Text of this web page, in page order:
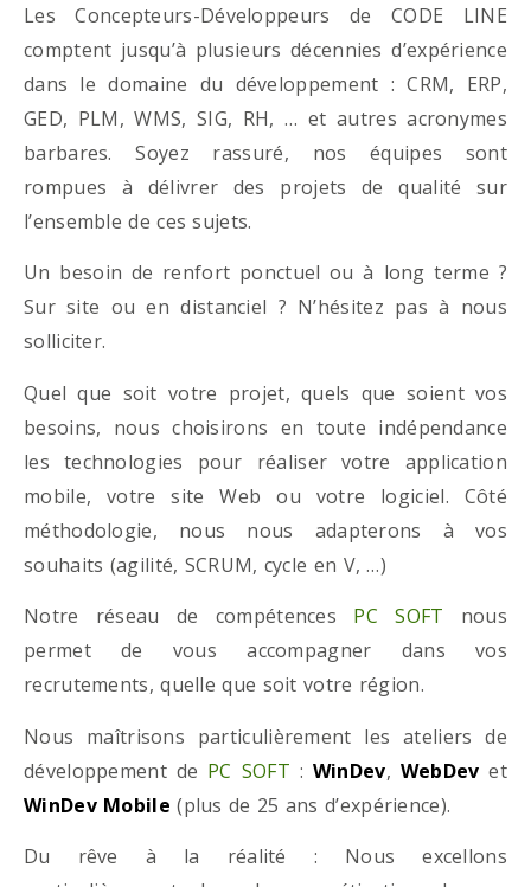
Les Concepteurs-Développeurs de CODE LINE
comptent jusqu’à plusieurs décennies d’expérience
dans le domaine du développement : CRM, ERP,
GED, PLM, WMS, SIG, RH, … et autres acronymes
barbares. Soyez rassuré, nos équipes sont
rompues à délivrer des projets de qualité sur
l’ensemble de ces sujets.
Un besoin de renfort ponctuel ou à long terme ?
Sur site ou en distanciel ? N’hésitez pas à nous
solliciter.
Quel que soit votre projet, quels que soient vos
besoins, nous choisirons en toute indépendance
les technologies pour réaliser votre application
mobile, votre site Web ou votre logiciel. Côté
méthodologie, nous nous adapterons à vos
souhaits (agilité, SCRUM, cycle en V, …)
Notre réseau de compétences PC SOFT nous
permet de vous accompagner dans vos
recrutements, quelle que soit votre région.
Nous maîtrisons particulièrement les ateliers de
développement de PC SOFT : WinDev, WebDev et
WinDev Mobile (plus de 25 ans d’expérience).
Du rêve à la réalité : Nous excellons